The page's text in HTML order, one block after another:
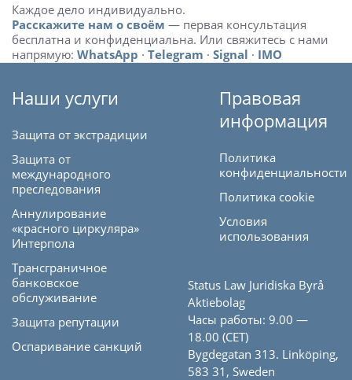
Каждое дело индивидуально.
Расскажите нам о своём — первая консультация
бесплатна и конфиденциальна. Или свяжитесь с нами
напрямую: WhatsApp · Telegram · Signal · IMO
Наши услуги
Защита от экстрадиции
Защита от
международного
преследования
Аннулирование
«красного циркуляра»
Интерпола
Трансграничное
банковское
обслуживание
Защита репутации
Оспаривание санкций
Правовая
информация
Политика
конфиденциальности
Политика cookie
Условия
использования
Status Law Juridiska Byrå
Aktiebolag
Часы работы: 9.00 —
18.00 (CET)
Bygdegatan 313. Linköping,
583 31, Sweden